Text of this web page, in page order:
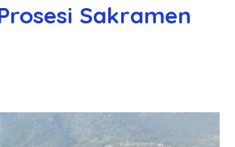
Sakramen